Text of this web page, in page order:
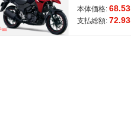
本体価格: 68.53
支払総額: 72.93